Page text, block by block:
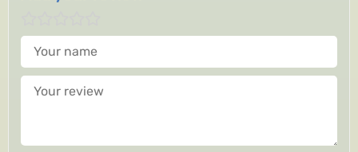
Your name
Your review